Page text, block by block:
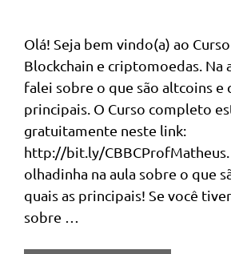
Olá! Seja bem vindo(a) ao
Blockchain e criptomoedas. Na
falei sobre o que são altcoins e
principais. O Curso completo
gratuitamente neste link:
http://bit.ly/CBBCProfMatheus.
olhadinha na aula sobre o que
quais as principais! Se você
sobre …